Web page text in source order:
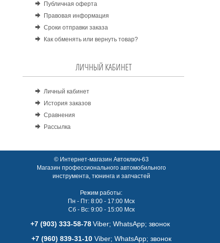
Публичная оферта
Правовая информация
Сроки отправки заказа
Как обменять или вернуть товар?
ЛИЧНЫЙ КАБИНЕТ
Личный кабинет
История заказов
Сравнения
Рассылка
© Интернет-магазин Автоключ-63
Магазин профессионального автомобильного
инструмента, тюнинга и запчастей
Режим работы:
Пн - Пт: 8:00 - 17:00 Мск
Сб - Вс: 9:00 - 15:00 Мск
+7 (903) 333-58-78 Viber; WhatsАpp; звонок
+7 (960) 839-31-10Viber; WhatsАpp; звонок